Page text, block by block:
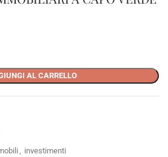
AL CARRELLO
investimenti